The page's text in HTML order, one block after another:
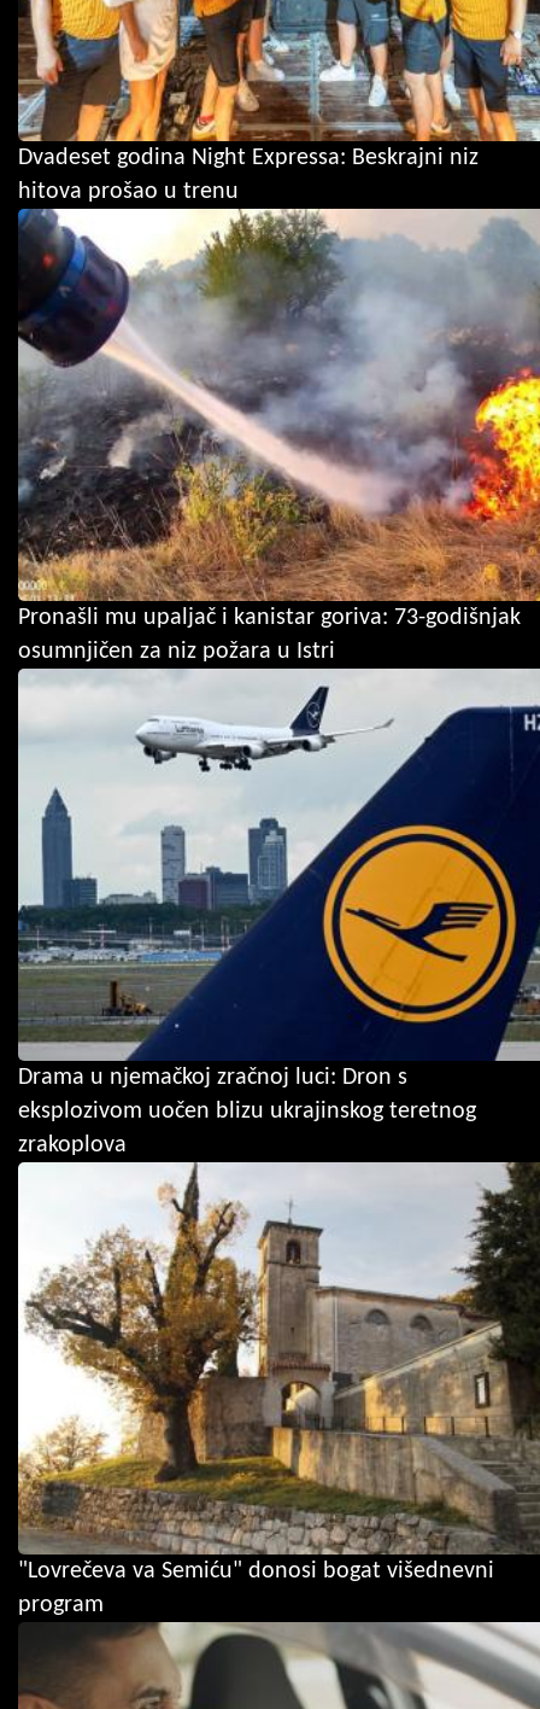
Dvadeset godina Night Expressa: Beskrajni niz
hitova prošao u trenu
Pronašli mu upaljač i kanistar goriva: 73-godišnjak
osumnjičen za niz požara u Istri
Drama u njemačkoj zračnoj luci: Dron s
eksplozivom uočen blizu ukrajinskog teretnog
zrakoplova
"Lovrečeva va Semiću" donosi bogat višednevni
program